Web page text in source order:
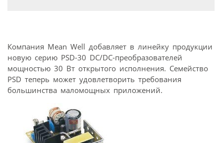
Компания Mean Well добавляет в линейку продукции
новую серию PSD-30 DC/DC-преобразователей
мощностью 30 Вт открытого исполнения. Семейство
PSD теперь может удовлетворить требования
большинства маломощных приложений.